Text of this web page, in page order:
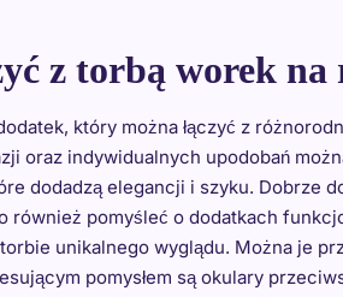
z torbą worek na
który można łączyć z
oraz indywidualnych upodobań
dodadzą elegancji i szyku. Dobrze
również pomyśleć o dodatkach
unikalnego wyglądu. Można je
pomysłem są okulary